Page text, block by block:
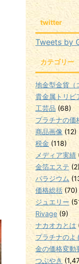
twitter
Tweets by
カテゴリー
地金型金貨（
貴金属トリビ
工芸品 (68)
プラチナの価
商品画像 (12)
税金 (118)
メディア実績
金箔エステ (2)
パラジウム
価格総括 (70)
ジュエリー
Rivage (9)
ナカオカとは
プラチナのよ
金の価格変動
つぶやき